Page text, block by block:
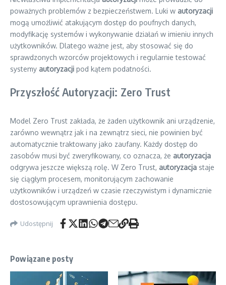
poważnych problemów z bezpieczeństwem. Luki w autoryzacji
mogą umożliwić atakującym dostęp do poufnych danych,
modyfikację systemów i wykonywanie działań w imieniu innych
użytkowników. Dlatego ważne jest, aby stosować się do
sprawdzonych wzorców projektowych i regularnie testować
systemy autoryzacji pod kątem podatności.
Przyszłość Autoryzacji: Zero Trust
Model Zero Trust zakłada, że żaden użytkownik ani urządzenie,
zarówno wewnątrz jak i na zewnątrz sieci, nie powinien być
automatycznie traktowany jako zaufany. Każdy dostęp do
zasobów musi być zweryfikowany, co oznacza, że autoryzacja
odgrywa jeszcze większą rolę. W Zero Trust, autoryzacja staje
się ciągłym procesem, monitorującym zachowanie
użytkowników i urządzeń w czasie rzeczywistym i dynamicznie
dostosowującym uprawnienia dostępu.
Udostępnij
Powiązane posty